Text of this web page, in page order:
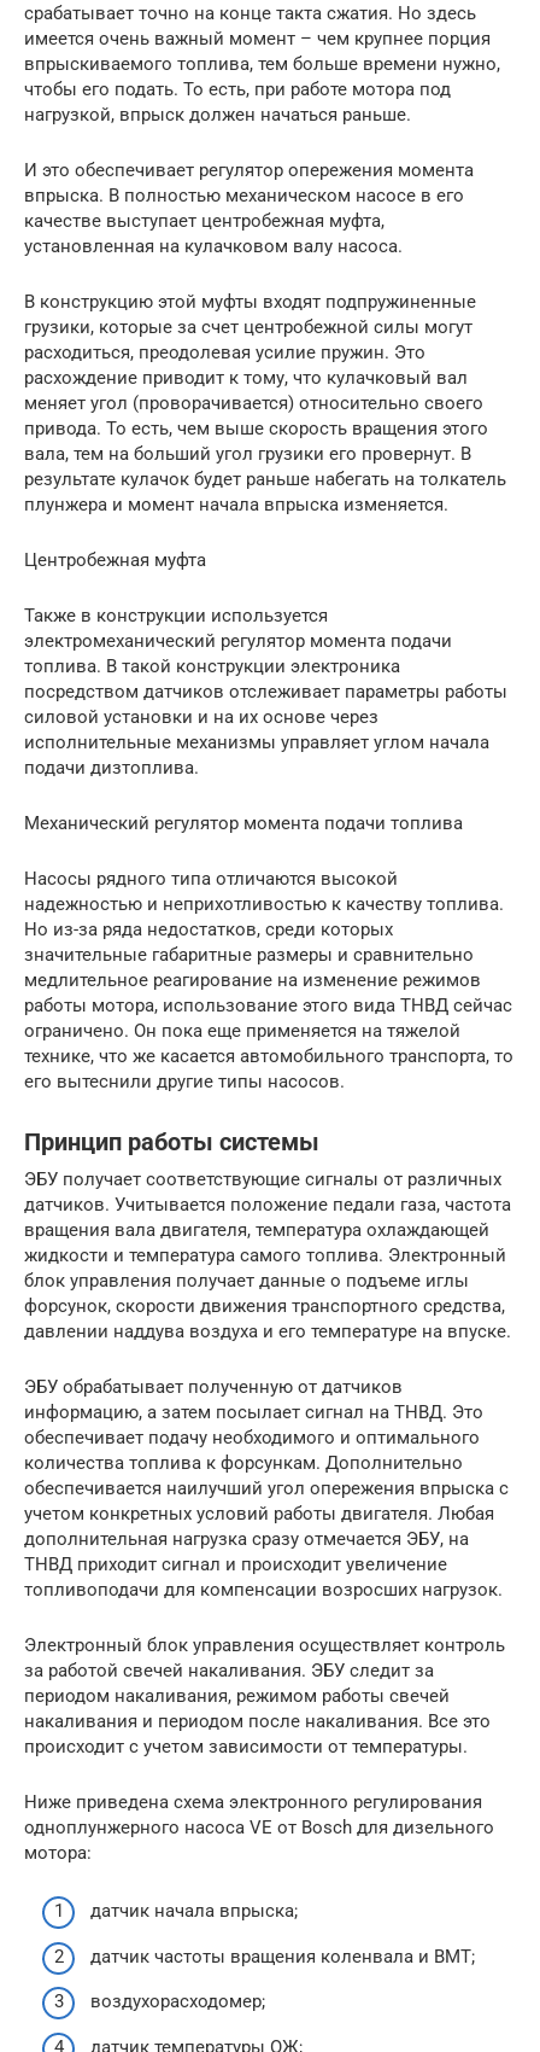
срабатывает точно на конце такта сжатия. Но здесь
имеется очень важный момент – чем крупнее порция
впрыскиваемого топлива, тем больше времени нужно,
чтобы его подать. То есть, при работе мотора под
нагрузкой, впрыск должен начаться раньше.
И это обеспечивает регулятор опережения момента
впрыска. В полностью механическом насосе в его
качестве выступает центробежная муфта,
установленная на кулачковом валу насоса.
В конструкцию этой муфты входят подпружиненные
грузики, которые за счет центробежной силы могут
расходиться, преодолевая усилие пружин. Это
расхождение приводит к тому, что кулачковый вал
меняет угол (проворачивается) относительно своего
привода. То есть, чем выше скорость вращения этого
вала, тем на больший угол грузики его провернут. В
результате кулачок будет раньше набегать на толкатель
плунжера и момент начала впрыска изменяется.
Центробежная муфта
Также в конструкции используется
электромеханический регулятор момента подачи
топлива. В такой конструкции электроника
посредством датчиков отслеживает параметры работы
силовой установки и на их основе через
исполнительные механизмы управляет углом начала
подачи дизтоплива.
Механический регулятор момента подачи топлива
Насосы рядного типа отличаются высокой
надежностью и неприхотливостью к качеству топлива.
Но из-за ряда недостатков, среди которых
значительные габаритные размеры и сравнительно
медлительное реагирование на изменение режимов
работы мотора, использование этого вида ТНВД сейчас
ограничено. Он пока еще применяется на тяжелой
технике, что же касается автомобильного транспорта, то
его вытеснили другие типы насосов.
Принцип работы системы
ЭБУ получает соответствующие сигналы от различных
датчиков. Учитывается положение педали газа, частота
вращения вала двигателя, температура охлаждающей
жидкости и температура самого топлива. Электронный
блок управления получает данные о подъеме иглы
форсунок, скорости движения транспортного средства,
давлении наддува воздуха и его температуре на впуске.
ЭБУ обрабатывает полученную от датчиков
информацию, а затем посылает сигнал на ТНВД. Это
обеспечивает подачу необходимого и оптимального
количества топлива к форсункам. Дополнительно
обеспечивается наилучший угол опережения впрыска с
учетом конкретных условий работы двигателя. Любая
дополнительная нагрузка сразу отмечается ЭБУ, на
ТНВД приходит сигнал и происходит увеличение
топливоподачи для компенсации возросших нагрузок.
Электронный блок управления осуществляет контроль
за работой свечей накаливания. ЭБУ следит за
периодом накаливания, режимом работы свечей
накаливания и периодом после накаливания. Все это
происходит с учетом зависимости от температуры.
Ниже приведена схема электронного регулирования
одноплунжерного насоса VE от Bosch для дизельного
мотора:
датчик начала впрыска;
датчик частоты вращения коленвала и ВМТ;
воздухорасходомер;
датчик температуры ОЖ;